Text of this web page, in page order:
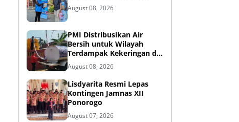
August 08, 2026
PMI Distribusikan Air
Bersih untuk Wilayah
Terdampak Kekeringan di
Blitar
August 08, 2026
Lisdyarita Resmi Lepas
Kontingen Jamnas XII
Ponorogo
August 07, 2026